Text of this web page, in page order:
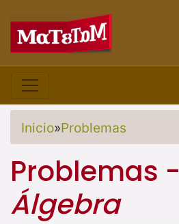
Inicio»Problemas
Problemas -
Álgebra